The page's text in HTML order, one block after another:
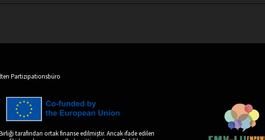
Partizipationsbüro
tarafından ortak finanse edilmiştir. Ancak ifade edilen